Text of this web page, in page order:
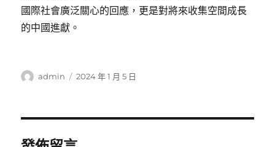
國際社會廣泛關心的回應，更是對將來收集空間成長
的中國進獻。
作
admin
發
2024 年 1 月 5 日